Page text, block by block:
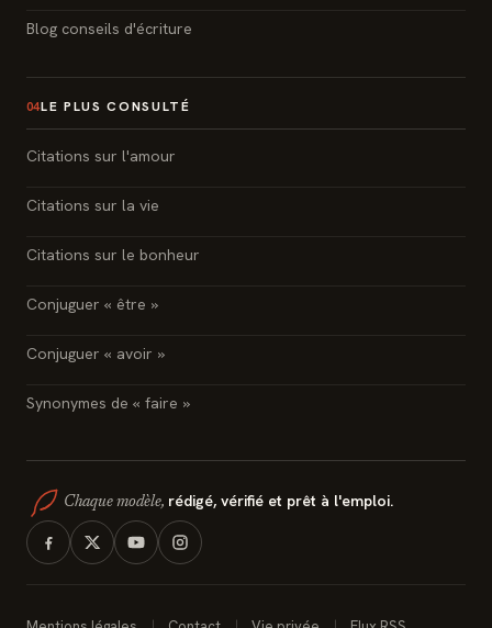
Blog conseils d'écriture
04LE PLUS CONSULTÉ
Citations sur l'amour
Citations sur la vie
Citations sur le bonheur
Conjuguer « être »
Conjuguer « avoir »
Synonymes de « faire »
Chaque modèle, rédigé, vérifié et prêt à l'emploi.